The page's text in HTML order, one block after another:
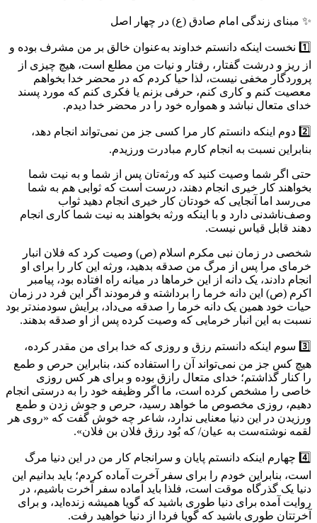
✨ مبنای زندگی امام صادق (ع) در چهار اصل
1️⃣ نخست اینکه دانستم خداوند به‌عنوان خالق بر من مشرف بوده و
از ریز و درشت گفتار، رفتار و نیات من مطلع است، هیچ چیزی از
پروردگار مخفی نیست، لذا حیا کردم که در محضر خدا بخواهم
معصیت کنم و کاری کنم، حرفی بزنم یا فکری کنم که مورد پسند
خدای متعال نباشد و همواره خود را در محضر خدا دیدم.
2️⃣ دوم اینکه دانستم کار مرا کسی جز من نمی‌تواند انجام دهد،
بنابراین نسبت به انجام کارم مبادرت ورزیدم.
حتی اگر شما وصیت کنید که ورثه‌تان پس از شما و به نیت شما
بخواهند کار خیری انجام دهند، درست است که ثوابی هم به شما
می‌رسد اما آنجایی که خودتان کار خیری انجام دهید ثواب
وصف‌ناشدنی دارد و با اینکه ورثه بخواهند به نیت شما کاری انجام
دهند قابل قیاس نیست.
شخصی در زمان نبی مکرم اسلام (ص) وصیت کرد که فلان انبار
خرمای مرا پس از مرگ من صدقه بدهید، ورثه این کار را برای او
انجام دادند، یک دانه از این خرماها در میانه راه افتاده بود، پیامبر
اکرم (ص) این دانه خرما را برداشته و فرمودند اگر این فرد در زمان
حیات خود همین یک دانه خرما را صدقه می‌داد، برایش سودمندتر بود
نسبت به این انبار خرمایی که وصیت کرده پس از او صدقه بدهند.
3️⃣ سوم اینکه دانستم رزق و روزی که خدا برای من مقدر کرده،
هیچ کس جز من نمی‌تواند آن را استفاده کند، بنابراین حرص و طمع
را کنار گذاشتم؛ خدای متعال رازق بوده و برای هر کس روزی
خاصی را مشخص کرده است، ما اگر وظیفه خود را به درستی انجام
دهیم، روزی مخصوص ما خواهد رسید، حرص و جوش زدن و طمع
ورزیدن در این دنیا معنایی ندارد، شاعر چه خوش گفت که «روی هر
لقمه نوشته‌ست به عیان/ که بُود رزق فلان بن فلان».
4️⃣ چهارم اینکه دانستم پایان و سرانجام کار من در این دنیا مرگ
است، بنابراین خودم را برای سفر آخرت آماده کردم؛ باید بدانیم این
دنیا یک گذرگاه موقت است، فلذا باید آماده سفر آخرت باشیم، در
روایت آمده برای دنیا طوری باشید که گویا همیشه زنده‌اید، و برای
آخرتتان طوری باشید که گویا فردا از دنیا خواهید رفت.